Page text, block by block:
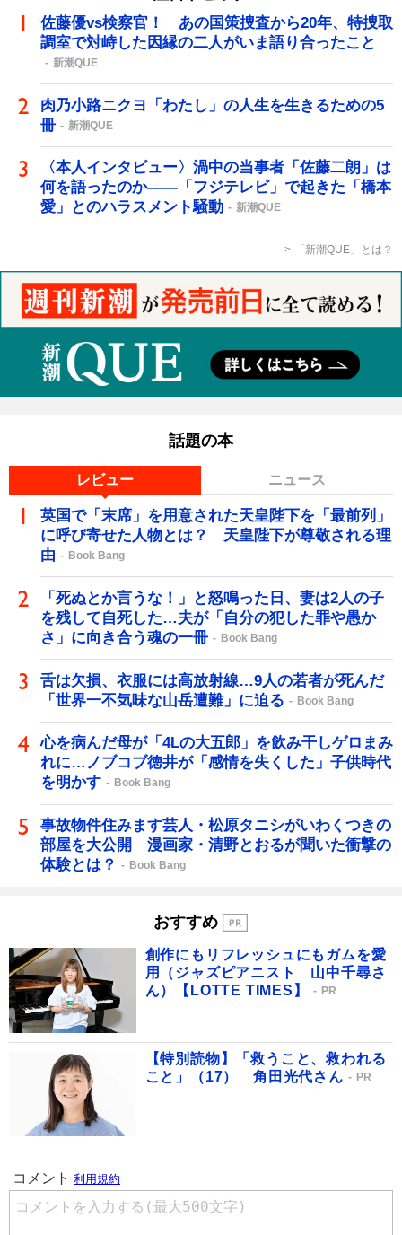
佐藤優vs検察官！ あの国策捜査から20年、特捜取
調室で対峙した因縁の二人がいま語り合ったこと
新潮QUE
肉乃小路ニクヨ「わたし」の人生を生きるための5
冊
新潮QUE
〈本人インタビュー〉渦中の当事者「佐藤二朗」は
何を語ったのか――「フジテレビ」で起きた「橋本
愛」とのハラスメント騒動
新潮QUE
「新潮QUE」とは？
話題の本
レビュー ニュース
英国で「末席」を用意された天皇陛下を「最前列」
に呼び寄せた人物とは？ 天皇陛下が尊敬される理
由
Book Bang
「死ぬとか言うな！」と怒鳴った日、妻は2人の子
を残して自死した…夫が「自分の犯した罪や愚か
さ」に向き合う魂の一冊
Book Bang
舌は欠損、衣服には高放射線…9人の若者が死んだ
「世界一不気味な山岳遭難」に迫る
Book Bang
心を病んだ母が「4Lの大五郎」を飲み干しゲロまみ
れに…ノブコブ徳井が「感情を失くした」子供時代
を明かす
Book Bang
事故物件住みます芸人・松原タニシがいわくつきの
部屋を大公開 漫画家・清野とおるが聞いた衝撃の
体験とは？
Book Bang
おすすめ
創作にもリフレッシュにもガムを愛
用（ジャズピアニスト 山中千尋さ
ん）【LOTTE TIMES】
PR
【特別読物】「救うこと、救われる
こと」（17） 角田光代さん
PR